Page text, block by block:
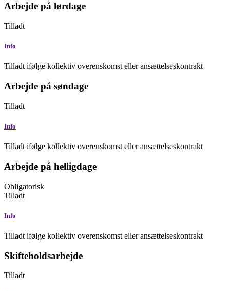
Arbejde på lørdage
Tilladt
Info
Tilladt ifølge kollektiv overenskomst eller ansættelseskontrakt
Arbejde på søndage
Tilladt
Info
Tilladt ifølge kollektiv overenskomst eller ansættelseskontrakt
Arbejde på helligdage
Obligatorisk
Tilladt
Info
Tilladt ifølge kollektiv overenskomst eller ansættelseskontrakt
Skifteholdsarbejde
Tilladt